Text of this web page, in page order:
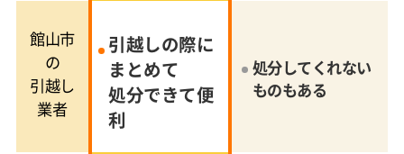
館山市
の
引越し
業者
引越しの際に
まとめて
処分できて便
利
処分してくれない
ものもある